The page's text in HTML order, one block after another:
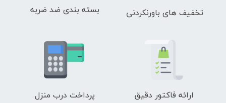
تخفیف های باورنکردنی بسته بندی ضد ضربه
ارائه فاکتور دقیق پرداخت درب منزل